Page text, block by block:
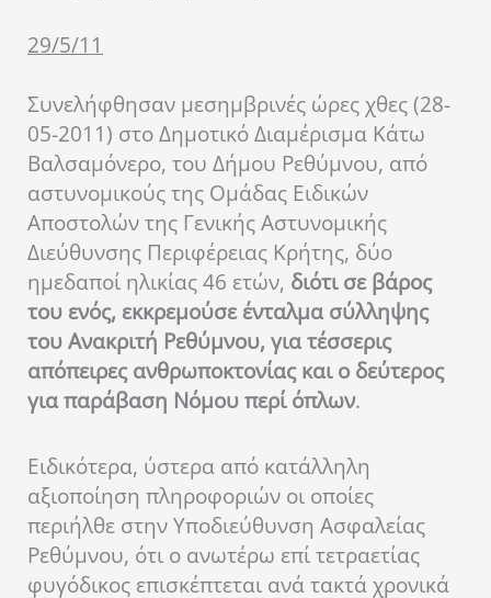
29/5/11
Συνελήφθησαν μεσημβρινές ώρες χθες (28-
05-2011) στο Δημοτικό Διαμέρισμα Κάτω
Βαλσαμόνερο, του Δήμου Ρεθύμνου, από
αστυνομικούς της Ομάδας Ειδικών
Αποστολών της Γενικής Αστυνομικής
Διεύθυνσης Περιφέρειας Κρήτης, δύο
ημεδαποί ηλικίας 46 ετών, διότι σε βάρος
του ενός, εκκρεμούσε ένταλμα σύλληψης
του Ανακριτή Ρεθύμνου, για τέσσερις
απόπειρες ανθρωποκτονίας και ο δεύτερος
για παράβαση Νόμου περί όπλων.
Ειδικότερα, ύστερα από κατάλληλη
αξιοποίηση πληροφοριών οι οποίες
περιήλθε στην Υποδιεύθυνση Ασφαλείας
Ρεθύμνου, ότι ο ανωτέρω επί τετραετίας
φυγόδικος επισκέπτεται ανά τακτά χρονικά